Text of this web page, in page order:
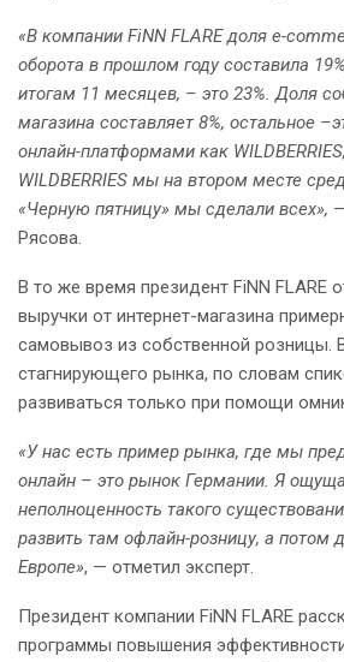
«В компании FiNN FLARE доля e-
оборота в прошлом году составила
итогам 11 месяцев, – это 23%. Доля
магазина составляет 8%, остальное
онлайн-платформами как
WILDBERRIES мы на втором месте
«Черную пятницу» мы сделали всех»,
Рясова.
В то же время президент FiNN FLARE
выручки от интернет-магазина
самовывоз из собственной розницы.
стагнирующего рынка, по словам
развиваться только при помощи
«У нас есть пример рынка, где мы
онлайн – это рынок Германии. Я
неполноценность такого
развить там офлайн-розницу, а потом
Европе», — отметил эксперт.
Президент компании FiNN FLARE
программы повышения